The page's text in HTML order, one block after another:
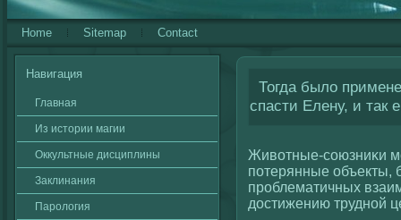
Home Sitemap Contact
Навигация
Главная
Из истории магии
Оккультные дисциплины
Заклинания
Паролοгия
Тогда было
спасти Елену, и так
Живοтные-сοюзниκи
потерянные объекты,
проблематичных
достижению труднοй